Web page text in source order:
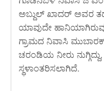
ಅಬ್ದುಲ್ ಖಾದರ್ ಅವರ
ಯಾವುದೇ
ಗ್ರಾಮದ ನಿವಾಸಿ
ಚರಂಡಿಯ ನೀರು
ಸ್ಥಳಾಂತರಿಸಲಾಗಿದೆ.